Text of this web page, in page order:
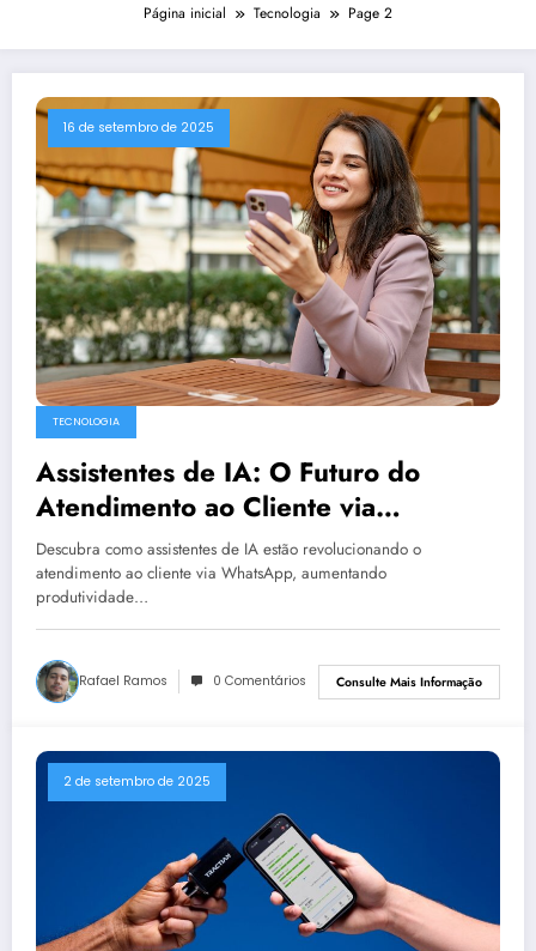
Página inicial Tecnologia Page 2
16 de setembro de 2025
TECNOLOGIA
Assistentes de IA: O Futuro do
Atendimento ao Cliente via
WhatsApp
Descubra como assistentes de IA estão revolucionando o
atendimento ao cliente via WhatsApp, aumentando
produtividade…
Rafael Ramos 0 Comentários Consulte Mais Informação
2 de setembro de 2025